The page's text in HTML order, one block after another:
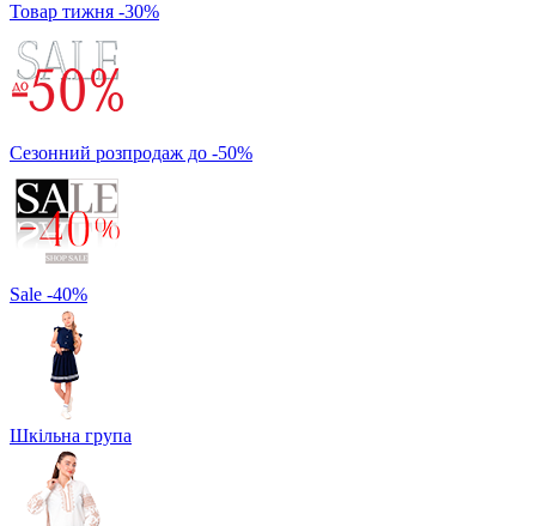
Товар тижня -30%
Сезонний розпродаж до -50%
Sale -40%
Шкільна група